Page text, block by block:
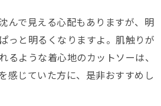
んで見える心配もありますが、明
っと明るくなりますよ。肌触りが
るような着心地のカットソーは、
感じていた方に、是非おすすめし